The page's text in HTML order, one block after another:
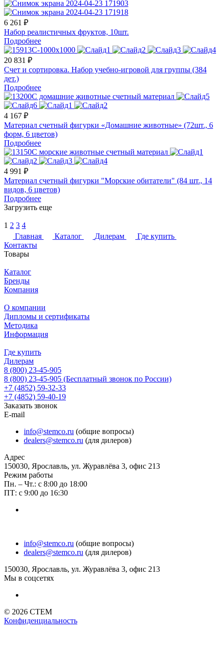
6 261 ₽
Набор реалистичных фруктов, 10шт.
Подробнее
20 831 ₽
Счет и сортировка. Набор учебно-игровой для группы (384
дет.)
Подробнее
4 167 ₽
Материал счетный фигурки «Домашние животные» (72шт., 6
форм, 6 цветов)
Подробнее
4 991 ₽
Материал счетный фигурки "Морские обитатели" (84 шт., 14
видов, 6 цветов)
Подробнее
Загрузить еще
1 2 3 4
Главная
Каталог Дилерам
Где купить
Контакты
Товары
Каталог
Бренды
Компания
О компании
Дипломы и сертификаты
Методика
Информация
Где купить
Дилерам
8 (800) 23-45-905
8 (800) 23-45-905 (Бесплатный звонок по России)
+7 (4852) 59-32-33
+7 (4852) 59-40-19
Заказать звонок
E-mail
info@stemco.ru (общие вопросы)
dealers@stemco.ru (для дилеров)
Адрес
150030, Ярославль, ул. Журавлёва 3, офис 213
Режим работы
Пн. – Чт.: с 8:00 до 18:00
ПТ: с 9:00 до 16:30
info@stemco.ru (общие вопросы)
dealers@stemco.ru (для дилеров)
150030, Ярославль, ул. Журавлёва 3, офис 213
Мы в соцсетях
© 2026 СТЕМ
Конфиденциальность